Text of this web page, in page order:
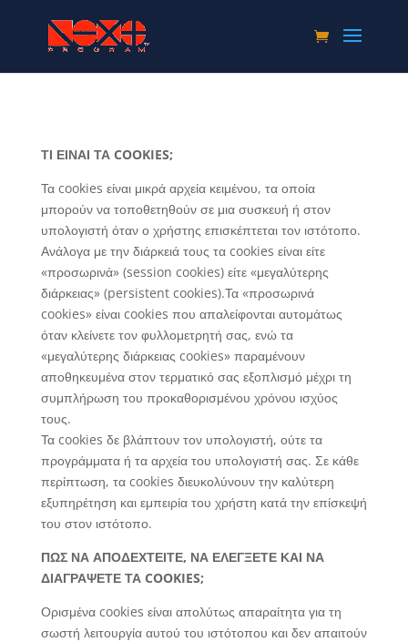
ΤΙ ΕΙΝΑΙ ΤΑ COOKIES;
Τα cookies είναι μικρά αρχεία κειμένου, τα οποία
μπορούν να τοποθετηθούν σε μια συσκευή ή στον
υπολογιστή όταν ο χρήστης επισκέπτεται τον ιστότοπο.
Ανάλογα με την διάρκειά τους τα cookies είναι είτε
«προσωρινά» (session cookies) είτε «μεγαλύτερης
διάρκειας» (persistent cookies).Τα «προσωρινά
cookies» είναι cookies που απαλείφονται αυτομάτως
όταν κλείνετε τον φυλλομετρητή σας, ενώ τα
«μεγαλύτερης διάρκειας cookies» παραμένουν
αποθηκευμένα στον τερματικό σας εξοπλισμό μέχρι τη
συμπλήρωση του προκαθορισμένου χρόνου ισχύος
τους.
Τα cookies δε βλάπτουν τον υπολογιστή, ούτε τα
προγράμματα ή τα αρχεία του υπολογιστή σας. Σε κάθε
περίπτωση, τα cookies διευκολύνουν την καλύτερη
εξυπηρέτηση και εμπειρία του χρήστη κατά την επίσκεψή
του στον ιστότοπο.
ΠΩΣ ΝΑ ΑΠΟΔΕΧΤΕΙΤΕ, ΝΑ ΕΛΕΓΞΕΤΕ ΚΑΙ ΝΑ
ΔΙΑΓΡΑΨΕΤΕ ΤΑ COOKIES;
Ορισμένα cookies είναι απολύτως απαραίτητα για τη
σωστή λειτουργία αυτού του ιστότοπου και δεν απαιτούν